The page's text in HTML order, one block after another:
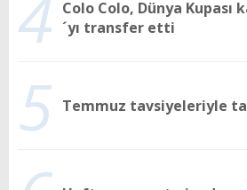
4 Colo Colo, Dünya Kupası
´yı transfer etti
5 Temmuz tavsiyeleriyle